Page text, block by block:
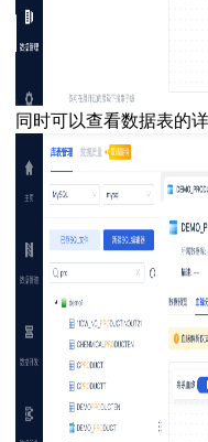
同时可以查看数据表的